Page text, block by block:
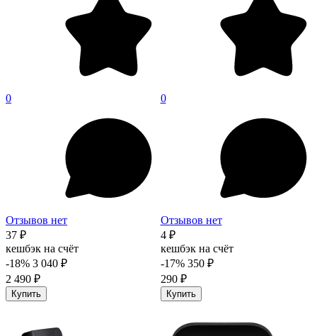
0
Отзывов нет
37 ₽
кешбэк на счёт
-18% 3 040 ₽
2 490 ₽
Купить
0
Отзывов нет
4 ₽
кешбэк на счёт
-17% 350 ₽
290 ₽
Купить